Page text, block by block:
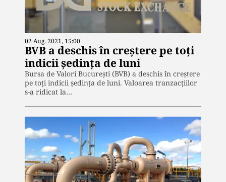
02 Aug. 2021, 15:00
BVB a deschis în creştere pe toţi
indicii şedinţa de luni
Bursa de Valori Bucureşti (BVB) a deschis în creştere
pe toţi indicii şedinţa de luni. Valoarea tranzacţiilor
s-a ridicat la…